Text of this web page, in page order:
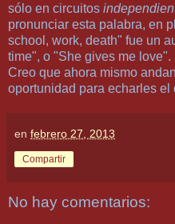
sólo en circuitos
pronunciar esta palabra, en
school, work, death" fue un
time", o "She gives me love".
Creo que ahora mismo
oportunidad para echarles el
en febrero 27, 2013
Compartir
No hay comentarios: